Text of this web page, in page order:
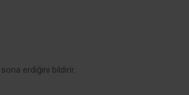
erdiğini bildirir.